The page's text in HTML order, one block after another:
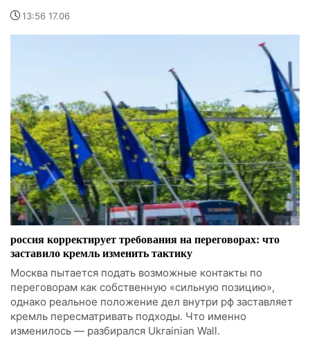
13:56 17.06
россия корректирует требования на переговорах: что
заставило кремль изменить тактику
Москва пытается подать возможные контакты по
переговорам как собственную «сильную позицию»,
однако реальное положение дел внутри рф заставляет
кремль пересматривать подходы. Что именно
изменилось — разбирался Ukrainian Wall.